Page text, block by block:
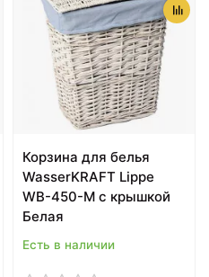
Корзина для белья
WasserKRAFT Lippe
WB-450-M с крышкой
Белая
Есть в наличии